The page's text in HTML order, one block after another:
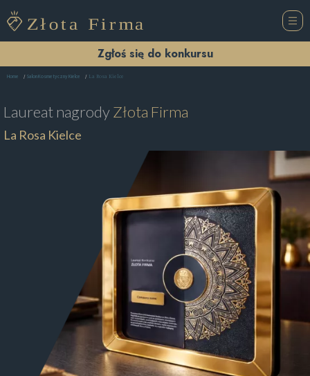
Zgłoś się do konkursu
Home Salon Kosmetyczny Kielce La Rosa Kielce
Laureat nagrodyZłota Firma
La Rosa Kielce